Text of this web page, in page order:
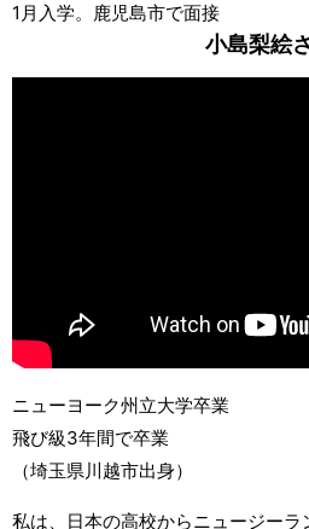
1月入学。鹿児島市で面接
小島梨絵
ニューヨーク州立大学卒業
飛び級3年間で卒業
（埼玉県川越市出身）
私は、日本の高校からニュージー